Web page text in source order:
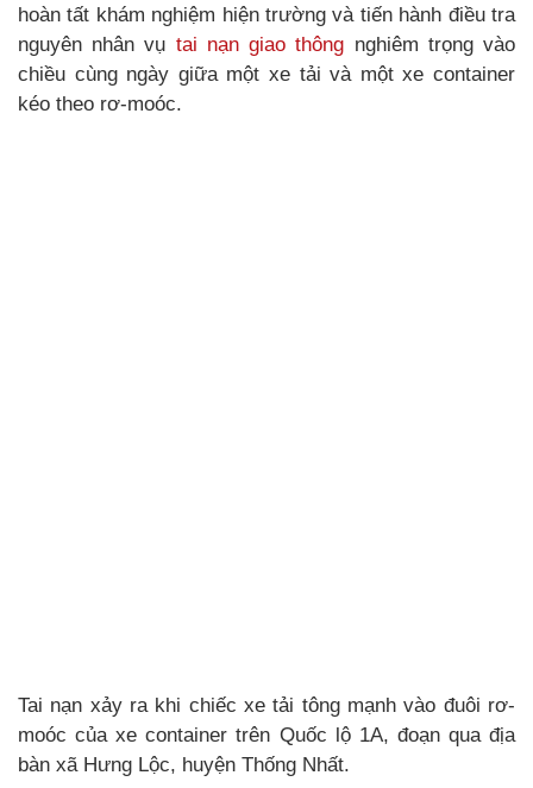
hoàn tất khám nghiệm hiện trường và tiến hành điều tra
nguyên nhân vụ tai nạn giao thông nghiêm trọng vào
chiều cùng ngày giữa một xe tải và một xe container
kéo theo rơ-moóc.
Tai nạn xảy ra khi chiếc xe tải tông mạnh vào đuôi rơ-
moóc của xe container trên Quốc lộ 1A, đoạn qua địa
bàn xã Hưng Lộc, huyện Thống Nhất.